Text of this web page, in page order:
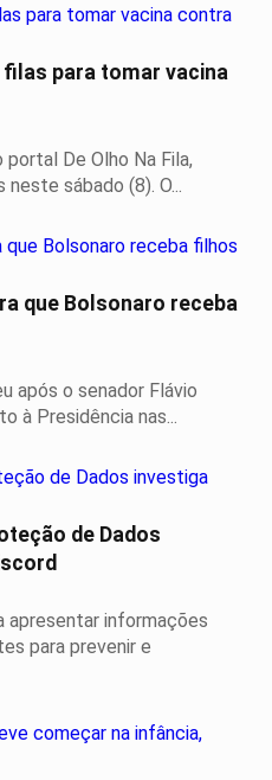
para tomar vacina
De Olho Na Fila,
sábado (8). O...
que Bolsonaro receba
após o senador Flávio
à Presidência nas...
de Dados
apresentar informações
para prevenir e